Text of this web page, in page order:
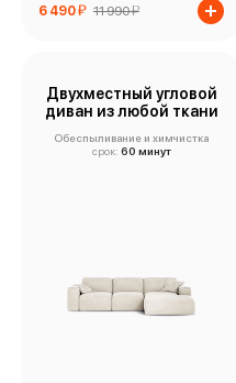
6 490й 11 990й
Двухместный угловой
диван из любой ткани
Обеспыливание и химчистка
срок: 60 минут